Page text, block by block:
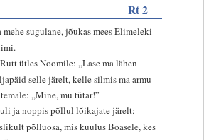
Rt 2
sugulane, jõukas mees Elimeleki
ütles Noomile: „Lase ma lähen
selle järelt, kelle silmis ma armu
„Mine, mu tütar!”
ja noppis põllul lõikajate järelt;
põlluosa, mis kuulus Boasele, kes